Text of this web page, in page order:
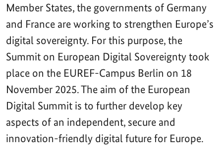
Member States, the governments of Germany
and France are working to strengthen Europe’s
digital sovereignty. For this purpose, the
Summit on European Digital Sovereignty took
place on the EUREF-Campus Berlin on 18
November 2025. The aim of the European
Digital Summit is to further develop key
aspects of an independent, secure and
innovation-friendly digital future for Europe.